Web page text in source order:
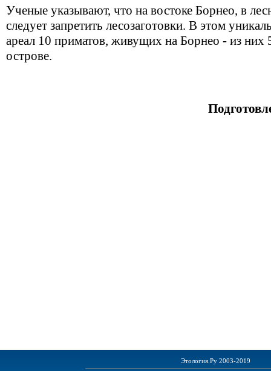
Ученые указывают, что на востоке Борнео, в
следует запретить лесозаготовки. В этом
ареал 10 приматов, живущих на Борнео - из них
острове.
Этология.Ру 2003-2019